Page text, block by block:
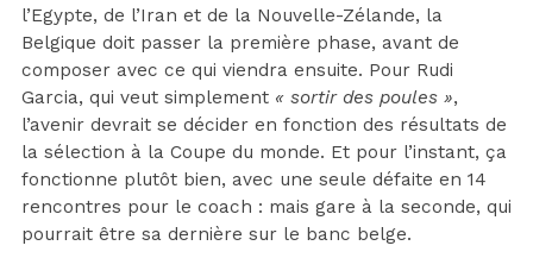
l’Egypte, de l’Iran et de la Nouvelle-Zélande, la
Belgique doit passer la première phase, avant de
composer avec ce qui viendra ensuite. Pour Rudi
Garcia, qui veut simplement « sortir des poules »,
l’avenir devrait se décider en fonction des résultats de
la sélection à la Coupe du monde. Et pour l’instant, ça
fonctionne plutôt bien, avec une seule défaite en 14
rencontres pour le coach : mais gare à la seconde, qui
pourrait être sa dernière sur le banc belge.